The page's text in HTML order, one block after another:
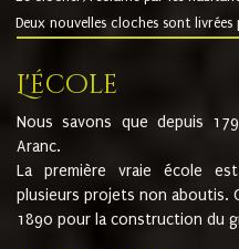
Deux nouvelles cloches sont
L'école
Nous savons que depuis
Aranc.
La première vraie école
plusieurs projets non aboutis.
1890 pour la construction du